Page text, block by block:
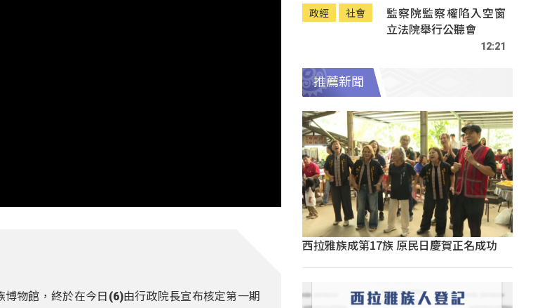
物館，終於在今日(6)由行政院長宣布核定第一期
政經 社會
監察院監察權陷入空窗
立法院舉行公聽會
12:21
推薦新聞
西拉雅族成第17族 原民日慶賀正名成功